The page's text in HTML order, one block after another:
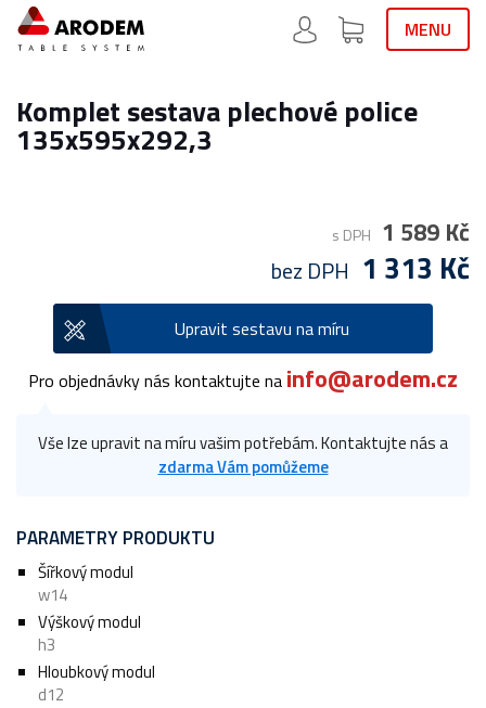
MENU
Komplet sestava plechové police
135x595x292,3
s DPH 1 589 Kč
bez DPH 1 313 Kč
Upravit sestavu na míru
Pro objednávky nás kontaktujte na info@arodem.cz
Vše lze upravit na míru vašim potřebám. Kontaktujte nás a
zdarma Vám pomůžeme
PARAMETRY PRODUKTU
Šířkový modul
w14
Výškový modul
h3
Hloubkový modul
d12